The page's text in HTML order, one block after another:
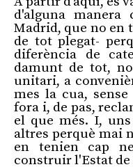
d'alguna manera
Madrid, que no en
de tot plegat-
diferència de
damunt de tot,
unitari, a
mes la cua,
fora i, de pas,
el que més. I,
altres perquè mai
en tenien cap
construir l'Estat